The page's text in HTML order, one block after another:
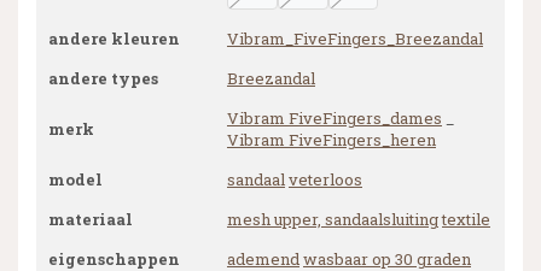
andere kleuren
Vibram_FiveFingers_Breezandal
andere types
Breezandal
merk Vibram FiveFingers_dames
Vibram FiveFingers_heren
model
sandaalveterloos
materiaal
mesh upper, sandaalsluitingtextile
eigenschappen
ademendwasbaar op 30 graden